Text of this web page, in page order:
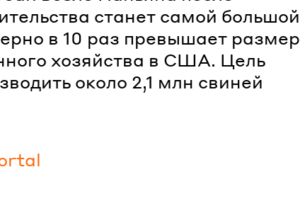
станет самой большой
в 10 раз превышает размер
хозяйства в США. Цель
около 2,1 млн свиней